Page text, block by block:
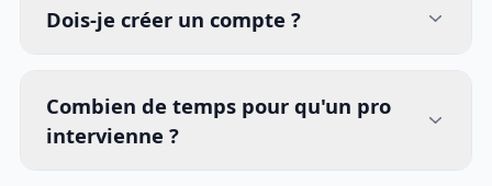
Dois-je créer un compte ?
Combien de temps pour qu'un pro
intervienne ?